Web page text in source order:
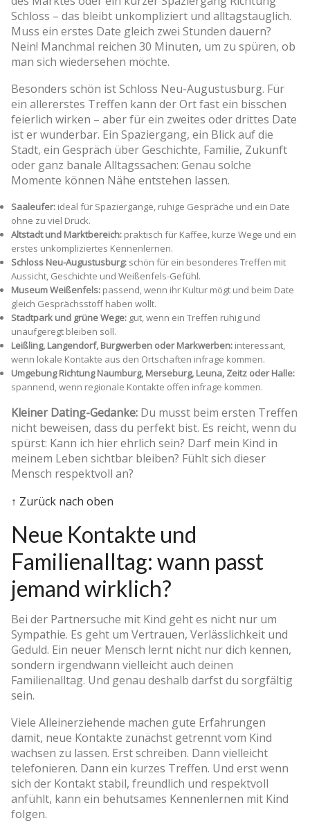
Schloss – das bleibt unkompliziert und alltagstauglich.
Muss ein erstes Date gleich zwei Stunden dauern?
Nein! Manchmal reichen 30 Minuten, um zu spüren, ob
man sich wiedersehen möchte.
Besonders schön ist Schloss Neu-Augustusburg. Für
ein allererstes Treffen kann der Ort fast ein bisschen
feierlich wirken – aber für ein zweites oder drittes Date
ist er wunderbar. Ein Spaziergang, ein Blick auf die
Stadt, ein Gespräch über Geschichte, Familie, Zukunft
oder ganz banale Alltagssachen: Genau solche
Momente können Nähe entstehen lassen.
Saaleufer: ideal für Spaziergänge, ruhige Gespräche und ein Date
ohne zu viel Druck.
Altstadt und Marktbereich: praktisch für Kaffee, kurze Wege und ein
erstes unkompliziertes Kennenlernen.
Schloss Neu-Augustusburg: schön für ein besonderes Treffen mit
Aussicht, Geschichte und Weißenfels-Gefühl.
Museum Weißenfels: passend, wenn ihr Kultur mögt und beim Date
gleich Gesprächsstoff haben wollt.
Stadtpark und grüne Wege: gut, wenn ein Treffen ruhig und
unaufgeregt bleiben soll.
Leißling, Langendorf, Burgwerben oder Markwerben: interessant,
wenn lokale Kontakte aus den Ortschaften infrage kommen.
Umgebung Richtung Naumburg, Merseburg, Leuna, Zeitz oder Halle:
spannend, wenn regionale Kontakte offen infrage kommen.
Kleiner Dating-Gedanke: Du musst beim ersten Treffen
nicht beweisen, dass du perfekt bist. Es reicht, wenn du
spürst: Kann ich hier ehrlich sein? Darf mein Kind in
meinem Leben sichtbar bleiben? Fühlt sich dieser
Mensch respektvoll an?
↑ Zurück nach oben
Neue Kontakte und
Familienalltag: wann passt
jemand wirklich?
Bei der Partnersuche mit Kind geht es nicht nur um
Sympathie. Es geht um Vertrauen, Verlässlichkeit und
Geduld. Ein neuer Mensch lernt nicht nur dich kennen,
sondern irgendwann vielleicht auch deinen
Familienalltag. Und genau deshalb darfst du sorgfältig
sein.
Viele Alleinerziehende machen gute Erfahrungen
damit, neue Kontakte zunächst getrennt vom Kind
wachsen zu lassen. Erst schreiben. Dann vielleicht
telefonieren. Dann ein kurzes Treffen. Und erst wenn
sich der Kontakt stabil, freundlich und respektvoll
anfühlt, kann ein behutsames Kennenlernen mit Kind
folgen.